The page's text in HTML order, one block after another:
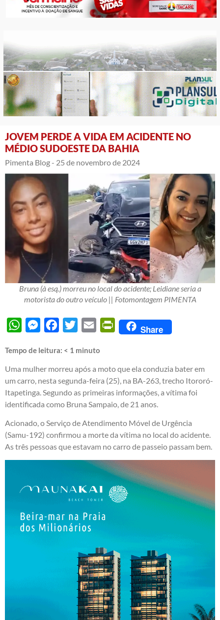
JOVEM PERDE A VIDA EM ACIDENTE NO
MÉDIO SUDOESTE DA BAHIA
Pimenta Blog - 25 de novembro de 2024
Bruna (à esq.) morreu no local do acidente; Leidiane seria a
motorista do outro veículo || Fotomontagem PIMENTA
WhatsAppMessengerFacebook
Twitter Email PrintFriendly
Share
Tempo de leitura: < 1 minuto
Uma mulher morreu após a moto que ela conduzia bater em
um carro, nesta segunda-feira (25), na BA-263, trecho Itororó-
Itapetinga. Segundo as primeiras informações, a vítima foi
identificada como Bruna Sampaio, de 21 anos.
Acionado, o Serviço de Atendimento Móvel de Urgência
(Samu-192) confirmou a morte da vítima no local do acidente.
As três pessoas que estavam no carro de passeio passam bem.